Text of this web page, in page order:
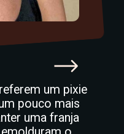
um pixie
pouco mais
uma franja